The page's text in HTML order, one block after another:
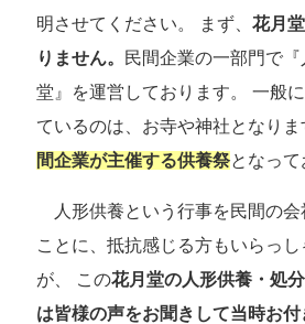
明させてください。 まず、花月
りません。 民間企業の一部門で
堂』を運営しております。 一般
ているのは、お寺や神社となり
間企業が主催する供養祭となって
人形供養という行事を民間の会
ことに、抵抗感じる方もいらっ
が、 この花月堂の人形供養・処
は皆様の声をお聞きして当時お